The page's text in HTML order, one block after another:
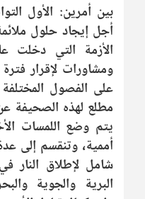
بين أمرين: الأول
أجل إيجاد حلول
الأزمة التي دخلت
ومشاورات لإقرار
على الفصول
مطلع لهذه الصحيفة
يتم وضع اللمسات
أممية، وتنقسم إلى
شامل لإطلاق النار
البرية والجوية